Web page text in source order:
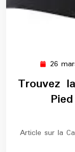
26
Trouvez
Article sur la